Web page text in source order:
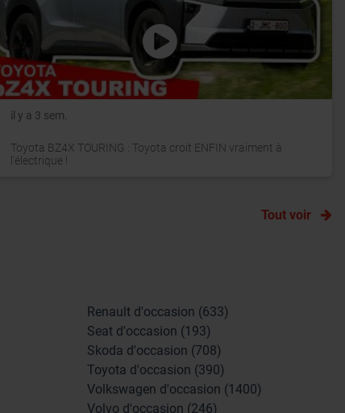
il y a 3 sem.
Toyota BZ4X TOURING : Toyota croit ENFIN vraiment à
l'électrique !
Tout voir
Renault d'occasion (633)
Seat d'occasion (193)
Skoda d'occasion (708)
Toyota d'occasion (390)
Volkswagen d'occasion (1400)
Volvo d'occasion (246)